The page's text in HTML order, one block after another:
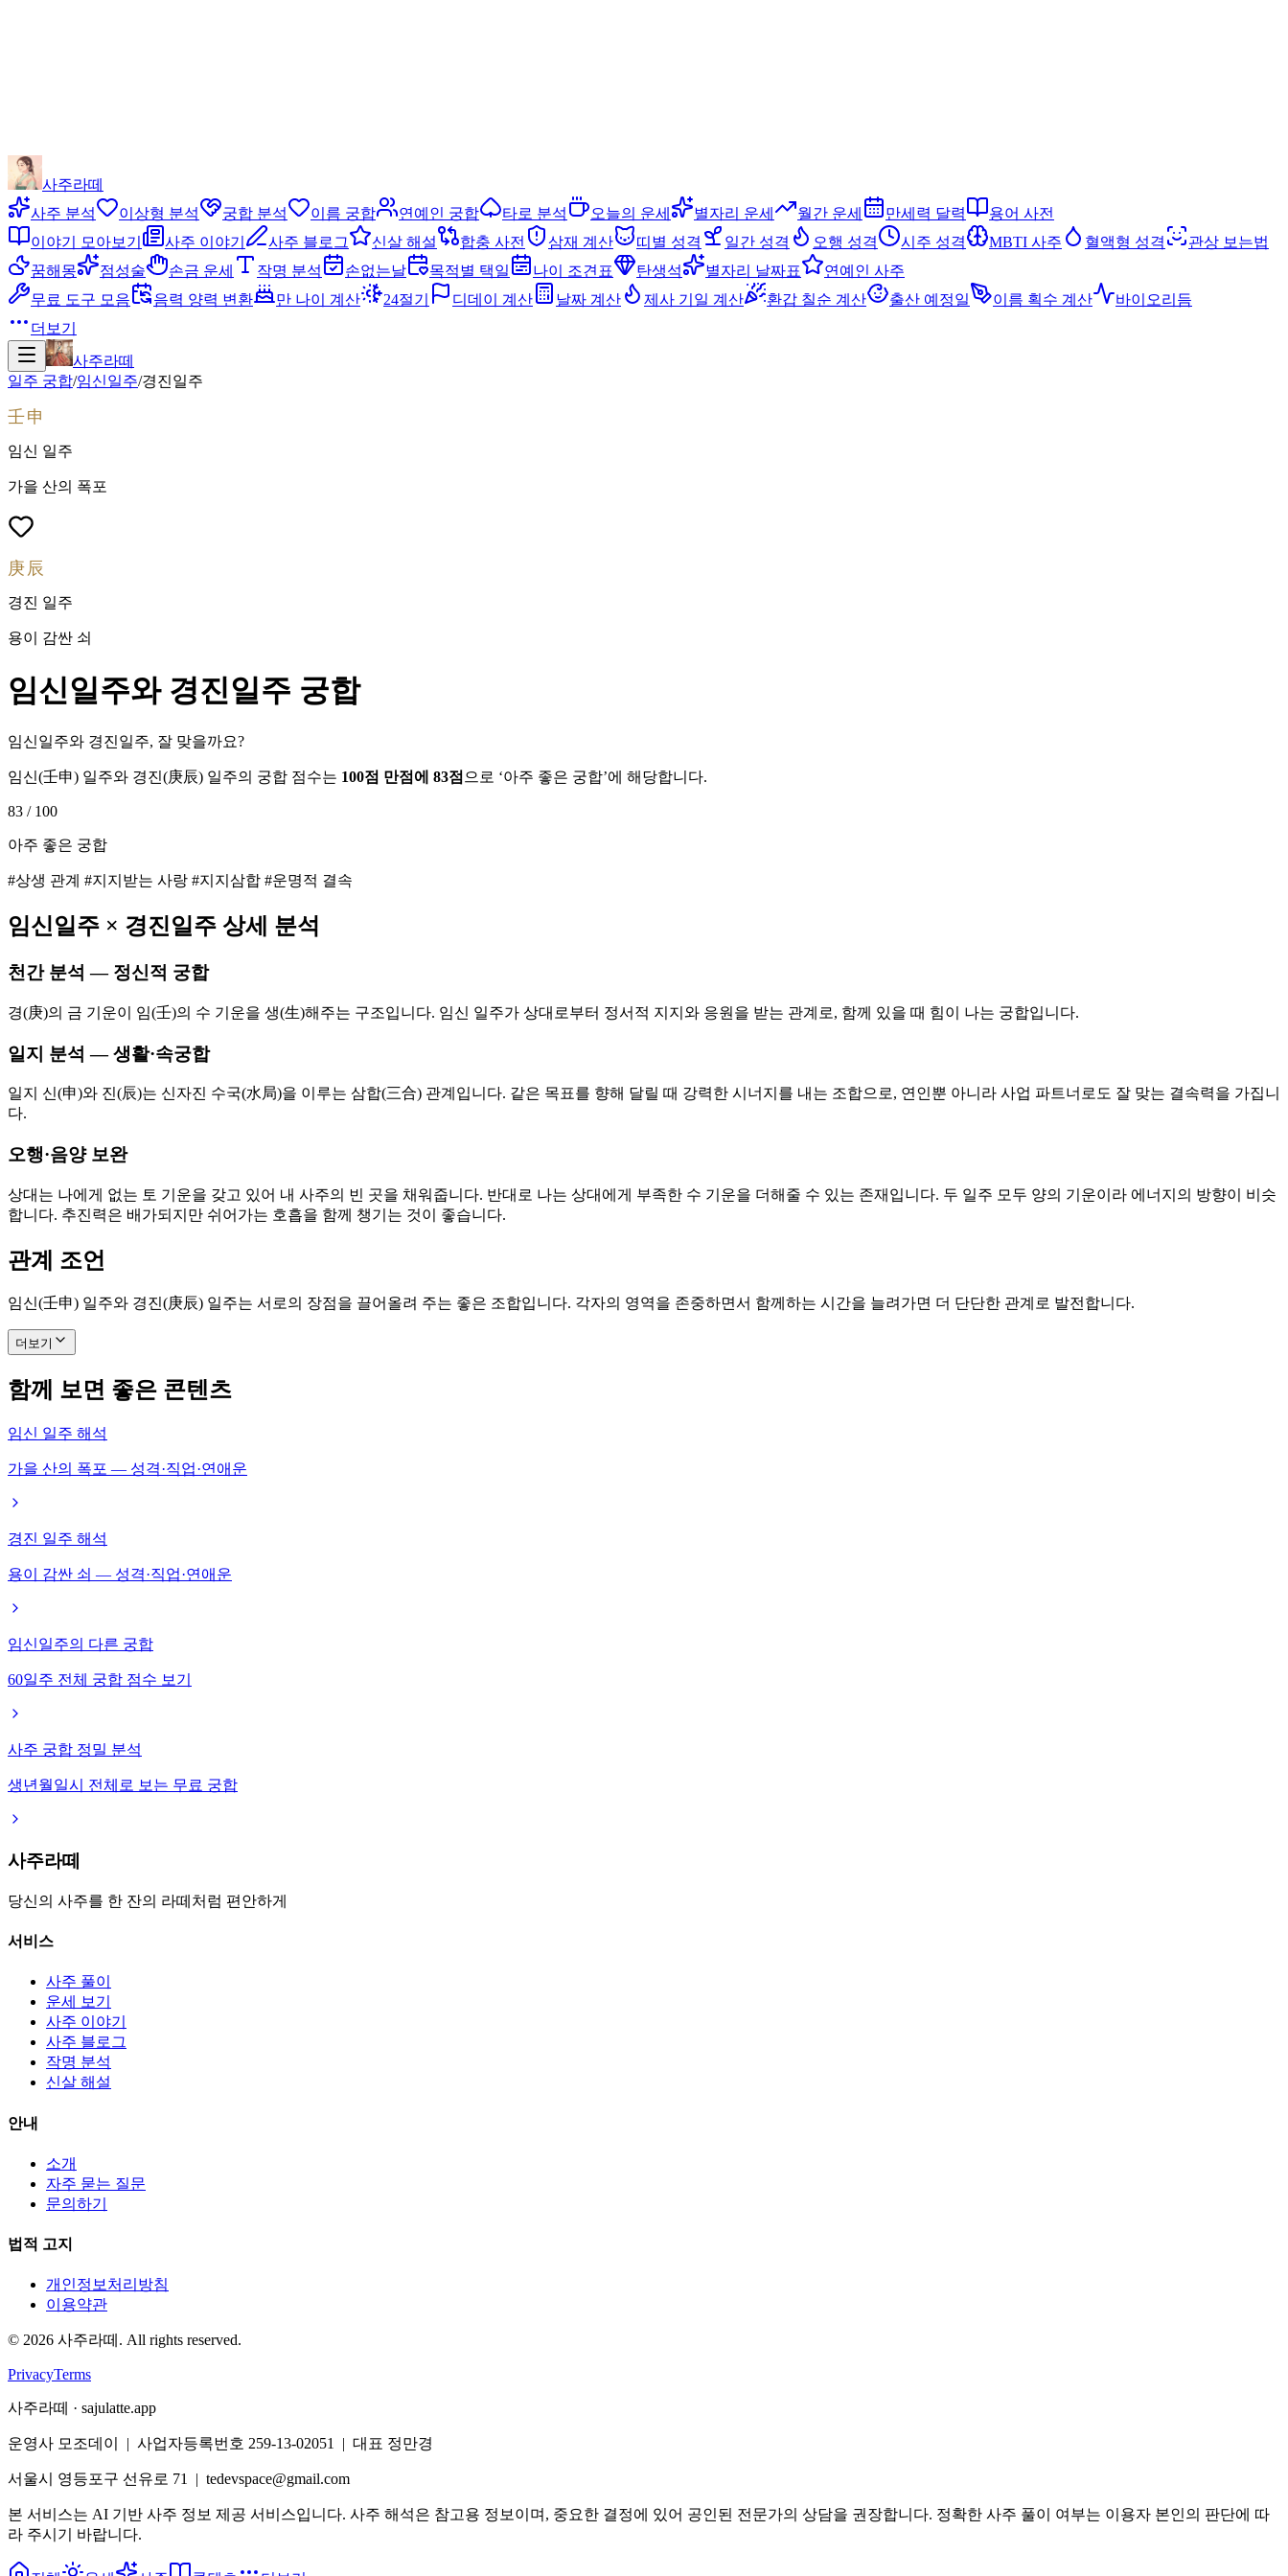
사주라떼
사주 분석
이상형 분석 궁합 분석 이름 궁합 연예인 궁합 타로 분석 오늘의 운세 별자리 운세 월간 운세 만세력 달력
용어 사전
이야기 모아보기
사주 이야기 사주 블로그 신살 해설 합충 사전 삼재 계산 띠별 성격 일간 성격 오행 성격 시주 성격 MBTI 사주 혈액형 성격
관상 보는법
꿈해몽
점성술 손금 운세 작명 분석 손없는날 목적별 택일 나이 조견표 탄생석 별자리 날짜표
연예인 사주
무료 도구 모음
음력 양력 변환 만 나이 계산 24절기 디데이 계산 날짜 계산 제사 기일 계산 환갑 칠순 계산 출산 예정일 이름 획수 계산
바이오리듬
더보기
사주라떼
일주 궁합/임신일주/경진일주
壬申
임신 일주
가을 산의 폭포
庚辰
경진 일주
용이 감싼 쇠
임신일주와 경진일주 궁합
임신일주와 경진일주, 잘 맞을까요?
임신(壬申) 일주와 경진(庚辰) 일주의 궁합 점수는 100점 만점에 83점 으로 ‘아주 좋은 궁합’에 해당합니다.
83 / 100
아주 좋은 궁합
#상생 관계 #지지받는 사랑 #지지삼합 #운명적 결속
임신일주 × 경진일주 상세 분석
천간 분석 — 정신적 궁합
경(庚)의 금 기운이 임(壬)의 수 기운을 생(生)해주는 구조입니다. 임신 일주가 상대로부터 정서적 지지와 응원을 받는 관계로, 함께 있을 때 힘이 나는 궁합입니다.
일지 분석 — 생활·속궁합
일지 신(申)와 진(辰)는 신자진 수국(水局)을 이루는 삼합(三合) 관계입니다. 같은 목표를 향해 달릴 때 강력한 시너지를 내는 조합으로, 연인뿐 아니라 사업 파트너로도 잘 맞는 결속력을 가집니
다.
오행·음양 보완
상대는 나에게 없는 토 기운을 갖고 있어 내 사주의 빈 곳을 채워줍니다. 반대로 나는 상대에게 부족한 수 기운을 더해줄 수 있는 존재입니다. 두 일주 모두 양의 기운이라 에너지의 방향이 비슷
합니다. 추진력은 배가되지만 쉬어가는 호흡을 함께 챙기는 것이 좋습니다.
관계 조언
임신(壬申) 일주와 경진(庚辰) 일주는 서로의 장점을 끌어올려 주는 좋은 조합입니다. 각자의 영역을 존중하면서 함께하는 시간을 늘려가면 더 단단한 관계로 발전합니다.
더보기
함께 보면 좋은 콘텐츠
임신 일주 해석
가을 산의 폭포 — 성격·직업·연애운
경진 일주 해석
용이 감싼 쇠 — 성격·직업·연애운
임신일주의 다른 궁합
60일주 전체 궁합 점수 보기
사주 궁합 정밀 분석
생년월일시 전체로 보는 무료 궁합
사주라떼
당신의 사주를 한 잔의 라떼처럼 편안하게
서비스
사주 풀이
운세 보기
사주 이야기
사주 블로그
작명 분석
신살 해설
안내
소개
자주 묻는 질문
문의하기
법적 고지
개인정보처리방침
이용약관
© 2026 사주라떼. All rights reserved.
PrivacyTerms
사주라떼 · sajulatte.app
운영사 모조데이 | 사업자등록번호 259-13-02051 | 대표 정만경
서울시 영등포구 선유로 71 | tedevspace@gmail.com
본 서비스는 AI 기반 사주 정보 제공 서비스입니다. 사주 해석은 참고용 정보이며, 중요한 결정에 있어 공인된 전문가의 상담을 권장합니다. 정확한 사주 풀이 여부는 이용자 본인의 판단에 따
라 주시기 바랍니다.